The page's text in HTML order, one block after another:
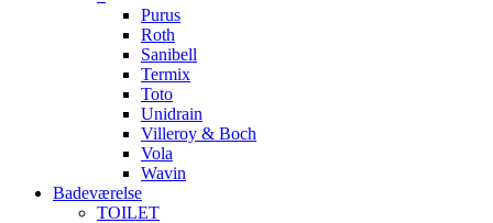
Purus
Roth
Sanibell
Termix
Toto
Unidrain
Villeroy & Boch
Vola
Wavin
Badeværelse
TOILET